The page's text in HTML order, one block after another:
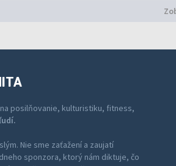
posilňovanie, kulturistiku, fitness,
Nie sme zaťažení a zaujatí
sponzora, ktorý nám diktuje, čo